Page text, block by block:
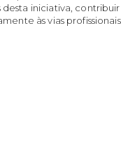
iniciativa,
às vias